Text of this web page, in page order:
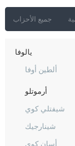
جميع الأحزاب
فان
يالوفا
ألطين أوفا
أرموتلو
شيفتلي كوي
شينارجيك
أسان كوي